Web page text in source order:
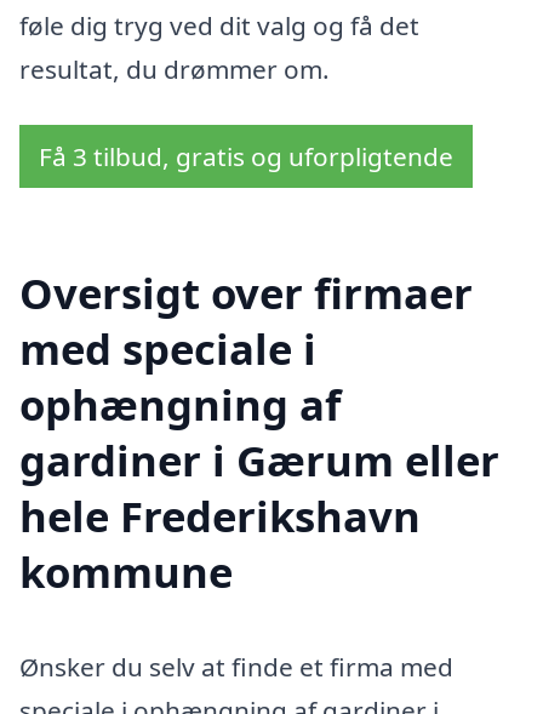
føle dig tryg ved dit valg og få det
resultat, du drømmer om.
Få 3 tilbud, gratis og uforpligtende
Oversigt over firmaer
med speciale i
ophængning af
gardiner i Gærum eller
hele Frederikshavn
kommune
Ønsker du selv at finde et firma med